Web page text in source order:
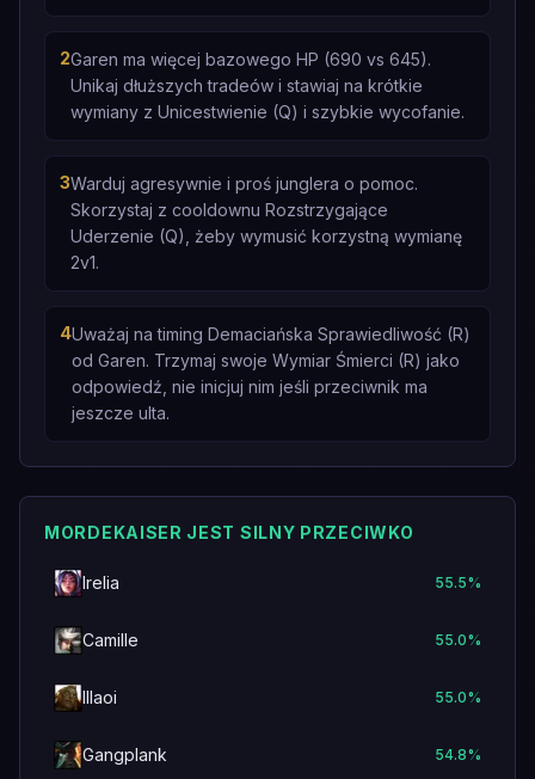
2Garen ma więcej bazowego HP (690 vs 645).
Unikaj dłuższych tradeów i stawiaj na krótkie
wymiany z Unicestwienie (Q) i szybkie wycofanie.
3Warduj agresywnie i proś junglera o pomoc.
Skorzystaj z cooldownu Rozstrzygające
Uderzenie (Q), żeby wymusić korzystną wymianę
2v1.
4Uważaj na timing Demaciańska Sprawiedliwość (R)
od Garen. Trzymaj swoje Wymiar Śmierci (R) jako
odpowiedź, nie inicjuj nim jeśli przeciwnik ma
jeszcze ulta.
MORDEKAISER JEST SILNY PRZECIWKO
Irelia 55.5%
Camille 55.0%
Illaoi 55.0%
Gangplank 54.8%